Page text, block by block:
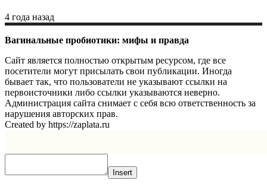
4 года назад
Вагинальные пробиотики: мифы и правда
Сайт является полностью открытым ресурсом, где все
посетители могут присылать свои публикации. Иногда
бывает так, что пользователи не указывают ссылки на
первоисточники либо ссылки указываются неверно.
Администрация сайта снимает с себя всю ответственность за
нарушения авторских прав.
Created by https://zaplata.ru
Insert